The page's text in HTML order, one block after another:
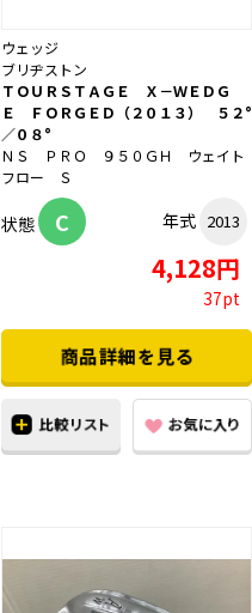
ウェッジ
ブリヂストン
ＴＯＵＲＳＴＡＧＥ Ｘ－ＷＥＤＧ
Ｅ ＦＯＲＧＥＤ（２０１３） ５２°
／０８°
ＮＳ ＰＲＯ ９５０ＧＨ ウェイト
フロー Ｓ
状態 C 年式 2013
4,128円
37pt